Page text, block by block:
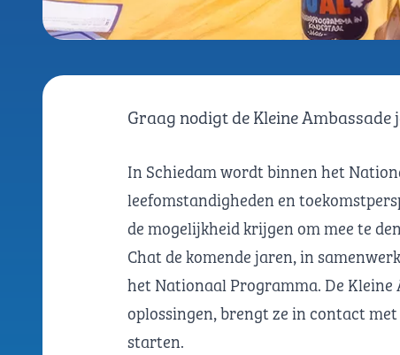
Graag nodigt de Kleine
In Schiedam wordt binnen het
leefomstandigheden en
de mogelijkheid krijgen om mee te
Chat de komende jaren, in
het Nationaal Programma. De
oplossingen, brengt ze in contact
starten.